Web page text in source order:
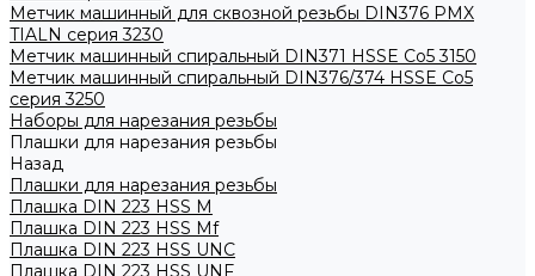
Метчик машинный для сквозной резьбы DIN376 PMX
TIALN серия 3230
Метчик машинный спиральный DIN371 HSSE Co5 3150
Метчик машинный спиральный DIN376/374 HSSE Co5
серия 3250
Наборы для нарезания резьбы
Плашки для нарезания резьбы
Назад
Плашки для нарезания резьбы
Плашка DIN 223 HSS M
Плашка DIN 223 HSS Mf
Плашка DIN 223 HSS UNC
Плашка DIN 223 HSS UNF